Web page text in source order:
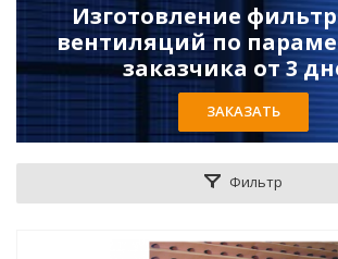
Изготовление
вентиляций по
заказчика от 3
ЗАКАЗАТЬ
Фильтр